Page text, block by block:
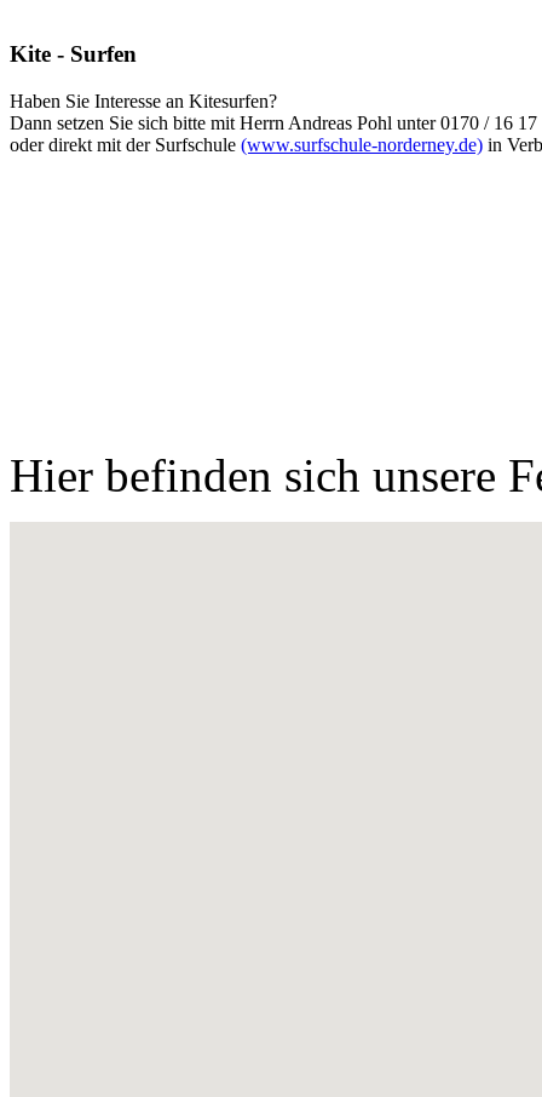
Kite - Surfen
Haben Sie Interesse an Kitesurfen?
Dann setzen Sie sich bitte mit Herrn Andreas Pohl unter 0170 / 16 17
oder direkt mit der Surfschule (www.surfschule-norderney.de) in
Hier befinden sich unsere